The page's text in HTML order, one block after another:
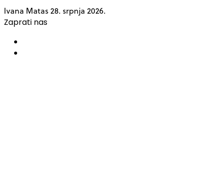
Ivana Matas28. srpnja 2026.
Zaprati nas